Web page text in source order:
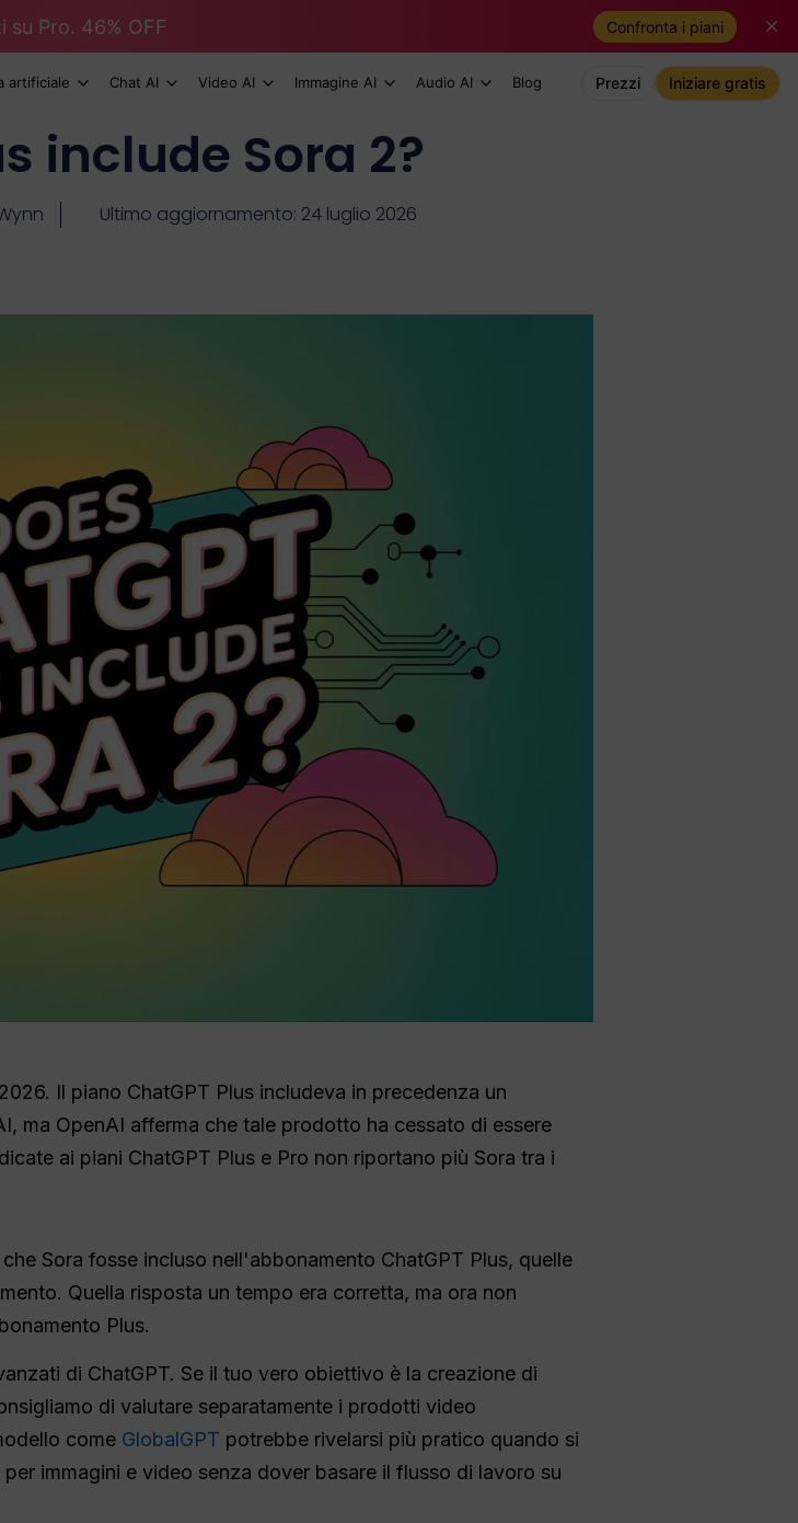
su Pro. 46% OFF Confronta i piani
artificiale Chat AI Video AI Immagine AI Audio AI Blog Prezzi Iniziare gratis
include Sora 2?
Ultimo aggiornamento: 24 luglio 2026
Il piano ChatGPT Plus includeva in precedenza un
ma OpenAI afferma che tale prodotto ha cessato di essere
ai piani ChatGPT Plus e Pro non riportano più Sora tra i
Sora fosse incluso nell'abbonamento ChatGPT Plus, quelle
Quella risposta un tempo era corretta, ma ora non
Plus.
di ChatGPT. Se il tuo vero obiettivo è la creazione di
di valutare separatamente i prodotti video
come GlobalGPT potrebbe rivelarsi più pratico quando si
immagini e video senza dover basare il flusso di lavoro su